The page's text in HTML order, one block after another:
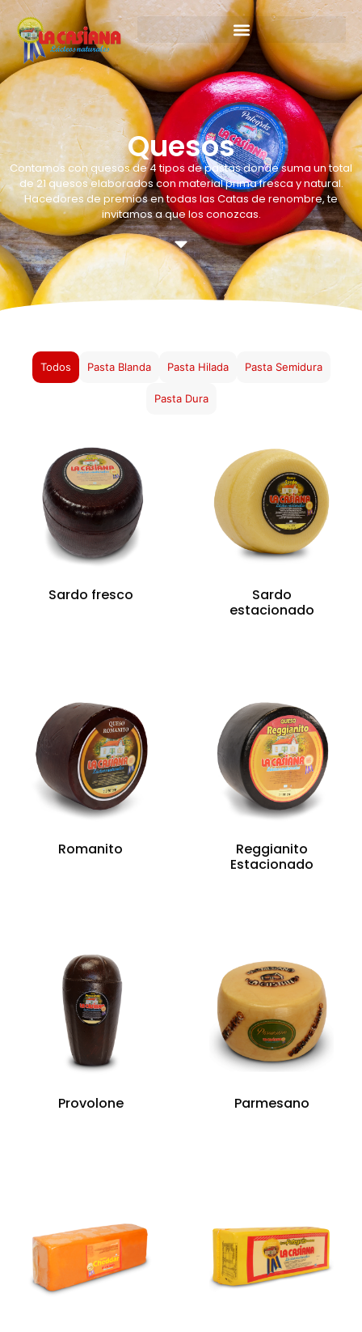
Quesos
Contamos con quesos de 4 tipos de pastas donde suma un total
de 21 quesos elaborados con material prima fresca y natural.
Hacedores de premios en todas las Catas de renombre, te
invitamos a que los conozcas.
Todos Pasta Blanda Pasta Hilada Pasta Semidura
Pasta Dura
Sardo fresco
Sardo
estacionado
Romanito
Reggianito
Estacionado
Provolone Parmesano